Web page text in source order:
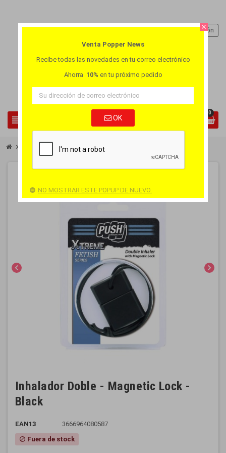
view_headline
Iniciar sesión
0
chevron_right chevron_right Inhalador Doble - Magnetic Lock - Black
chevron_left chevron_right
Inhalador Doble - Magnetic Lock -
Black
EAN13 3666964080587
block Fuera de stock
close
Venta Popper News
Recibe todas las novedades en tu correo electrónico
Ahorra 10% en tu próximo pedido
OK
NO MOSTRAR ESTE POPUP DE NUEVO.